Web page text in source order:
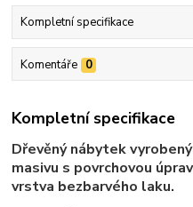
Kompletní specifikace
Komentáře 0
Kompletní specifikace
Dřevěný nábytek
masivu s povrchovou
vrstva bezbarvého laku.